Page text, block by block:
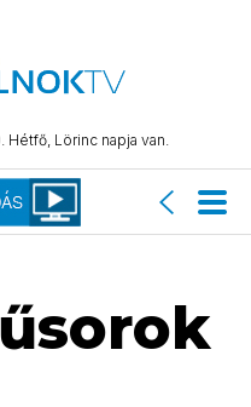
Hétfő, Lörinc napja van.